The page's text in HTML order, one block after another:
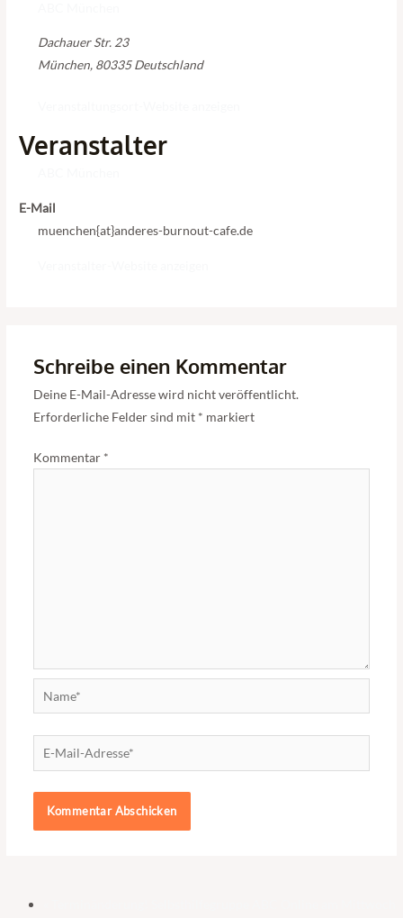
Dachauer Str. 23
München, 80335 Deutschland
Veranstalter
E-Mail
muenchen{at}anderes-burnout-cafe.de
Schreibe einen Kommentar
Deine E-Mail-Adresse wird nicht veröffentlicht.
Erforderliche Felder sind mit * markiert
Kommentar *
Name*
Mail-
Adresse*